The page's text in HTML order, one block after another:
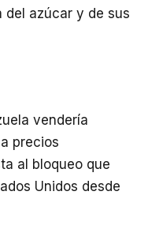
del azúcar y de sus
vendería
precios
al bloqueo que
Unidos desde